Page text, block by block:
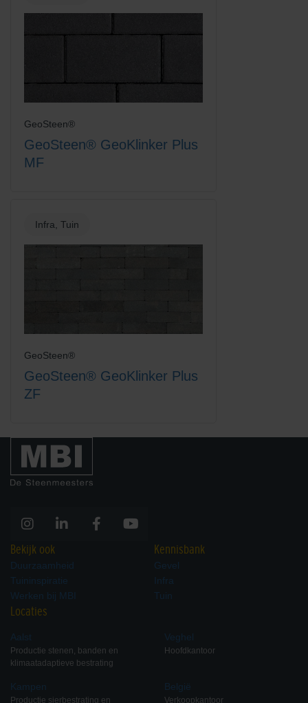
Rood/Zwart genuanceerd
GeoSteen®
GeoSteen® GeoKlinker Plus
MF
Infra, Tuin
GeoSteen®
GeoSteen® GeoKlinker Plus
ZF
Bekijk ook
Duurzaamheid
Tuininspiratie
Werken bij MBI
Kennisbank
Gevel
Infra
Tuin
Locaties
Aalst
Productie stenen, banden en
klimaatadaptieve bestrating
Kampen
Productie sierbestrating en
Veghel
Hoofdkantoor
België
Verkoopkantoor